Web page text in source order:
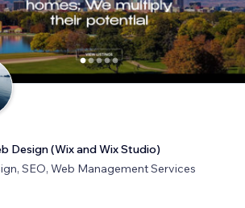
Design (Wix and Wix Studio)
SEO, Web Management Services